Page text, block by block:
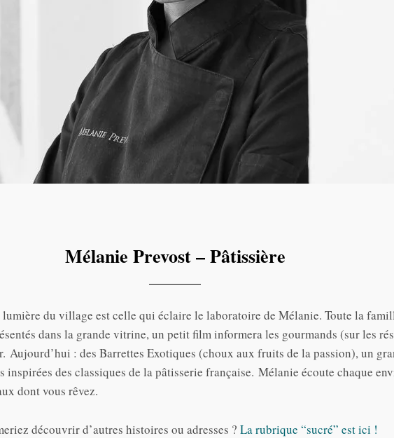
Mélanie Prevost – Pâtissière
du village est celle qui éclaire le laboratoire de Mélanie. Toute la
dans la grande vitrine, un petit film informera les gourmands (sur les
: des Barrettes Exotiques (choux aux fruits de la passion), un
inspirées des classiques de la pâtisserie française. Mélanie écoute chaque
dont vous rêvez.
découvrir d’autres histoires ou adresses ? La rubrique “sucré” est ici !